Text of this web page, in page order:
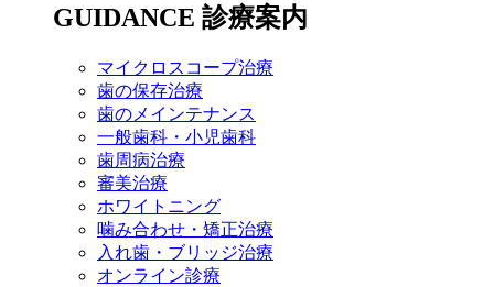
GUIDANCE 診療案内
マイクロスコープ治療
歯の保存治療
歯のメインテナンス
一般歯科・小児歯科
歯周病治療
審美治療
ホワイトニング
噛み合わせ・矯正治療
入れ歯・ブリッジ治療
オンライン診療